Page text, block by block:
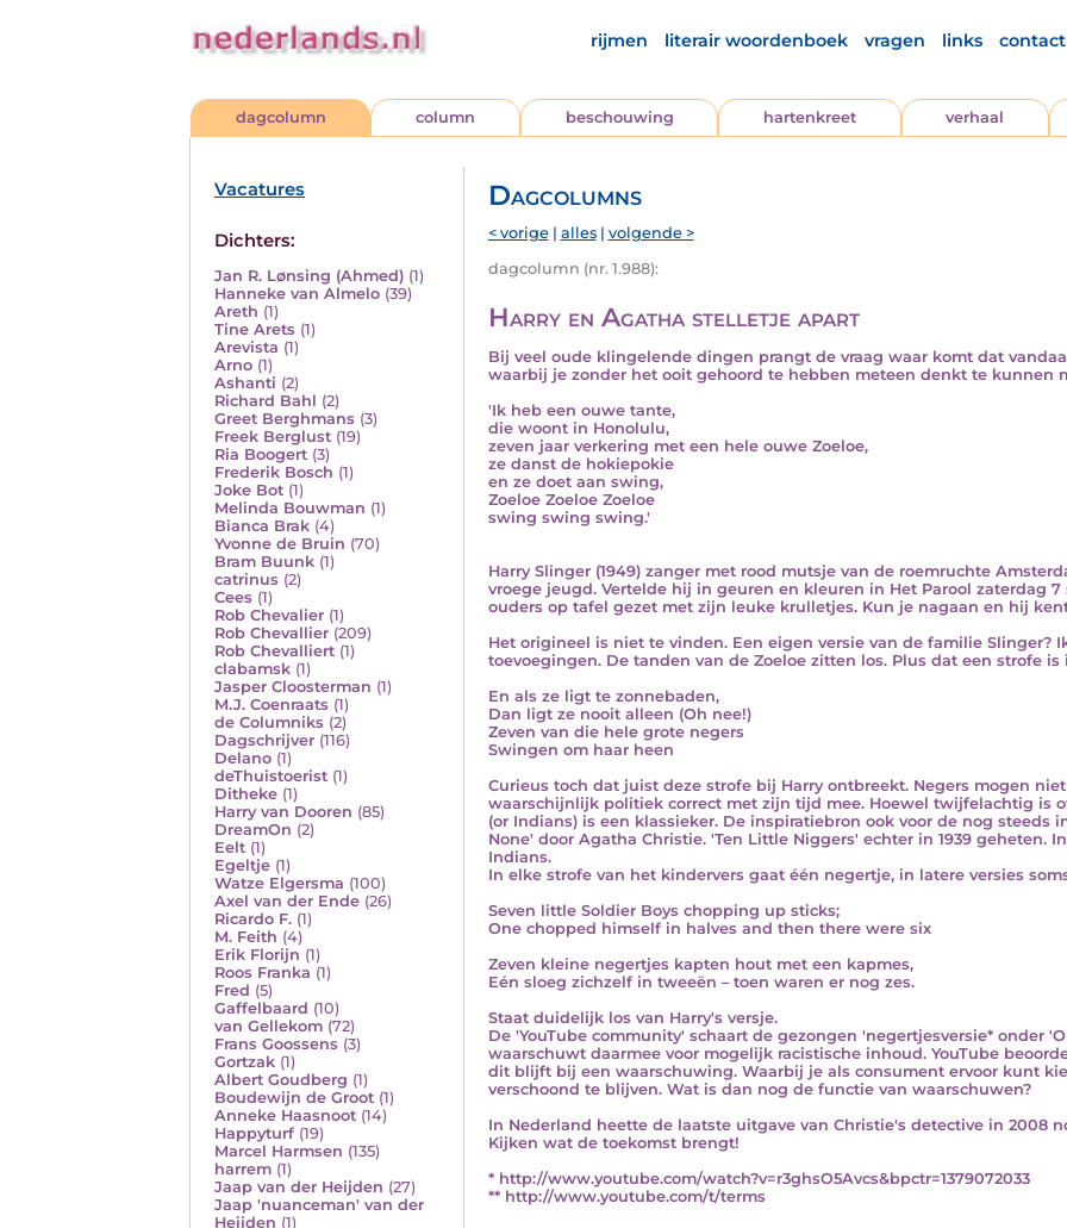
rijmen literair woordenboek vragen links contact
dagcolumn column beschouwing hartenkreet verhaal
Vacatures
Dichters:
Jan R. Lønsing (Ahmed) (1)
Hanneke van Almelo (39)
Areth (1)
Tine Arets (1)
Arevista (1)
Arno (1)
Ashanti (2)
Richard Bahl (2)
Greet Berghmans (3)
Freek Berglust (19)
Ria Boogert (3)
Frederik Bosch (1)
Joke Bot (1)
Melinda Bouwman (1)
Bianca Brak (4)
Yvonne de Bruin (70)
Bram Buunk (1)
catrinus (2)
Cees (1)
Rob Chevalier (1)
Rob Chevallier (209)
Rob Chevalliert (1)
clabamsk (1)
Jasper Cloosterman (1)
M.J. Coenraats (1)
de Columniks (2)
Dagschrijver (116)
Delano (1)
deThuistoerist (1)
Ditheke (1)
Harry van Dooren (85)
DreamOn (2)
Eelt (1)
Egeltje (1)
Watze Elgersma (100)
Axel van der Ende (26)
Ricardo F. (1)
M. Feith (4)
Erik Florijn (1)
Roos Franka (1)
Fred (5)
Gaffelbaard (10)
van Gellekom (72)
Frans Goossens (3)
Gortzak (1)
Albert Goudberg (1)
Boudewijn de Groot (1)
Anneke Haasnoot (14)
Happyturf (19)
Marcel Harmsen (135)
harrem (1)
Jaap van der Heijden (27)
Jaap 'nuanceman' van der
Heijden (1)
Dagcolumns
< vorige| alles| volgende >
dagcolumn (nr. 1.988):
Harry en Agatha stelletje apart
Bij veel oude klingelende dingen prangt de vraag waar komt dat
waarbij je zonder het ooit gehoord te hebben meteen denkt te kunnen
'Ik heb een ouwe tante,
die woont in Honolulu,
zeven jaar verkering met een hele ouwe Zoeloe,
ze danst de hokiepokie
en ze doet aan swing,
Zoeloe Zoeloe Zoeloe
swing swing swing.'
Harry Slinger (1949) zanger met rood mutsje van de roemruchte
vroege jeugd. Vertelde hij in geuren en kleuren in Het Parool zaterdag
ouders op tafel gezet met zijn leuke krulletjes. Kun je nagaan en hij
Het origineel is niet te vinden. Een eigen versie van de familie Slinger?
toevoegingen. De tanden van de Zoeloe zitten los. Plus dat een strofe is
En als ze ligt te zonnebaden,
Dan ligt ze nooit alleen (Oh nee!)
Zeven van die hele grote negers
Swingen om haar heen
Curieus toch dat juist deze strofe bij Harry ontbreekt. Negers mogen
waarschijnlijk politiek correct met zijn tijd mee. Hoewel twijfelachtig is
(or Indians) is een klassieker. De inspiratiebron ook voor de nog steeds
None' door Agatha Christie. 'Ten Little Niggers' echter in 1939 geheten.
Indians.
In elke strofe van het kindervers gaat één negertje, in latere versies
Seven little Soldier Boys chopping up sticks;
One chopped himself in halves and then there were six
Zeven kleine negertjes kapten hout met een kapmes,
Eén sloeg zichzelf in tweeën – toen waren er nog zes.
Staat duidelijk los van Harry's versje.
De 'YouTube community' schaart de gezongen 'negertjesversie* onder
waarschuwt daarmee voor mogelijk racistische inhoud. YouTube
dit blijft bij een waarschuwing. Waarbij je als consument ervoor kunt
verschoond te blijven. Wat is dan nog de functie van waarschuwen?
In Nederland heette de laatste uitgave van Christie's detective in 2008
Kijken wat de toekomst brengt!
* http://www.youtube.com/watch?v=r3ghsO5Avcs&bpctr=1379072033
** http://www.youtube.com/t/terms